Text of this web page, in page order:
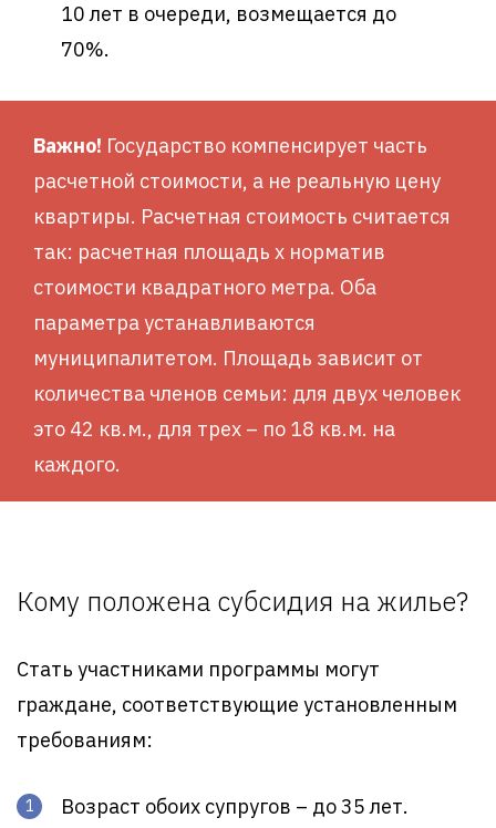
10 лет в очереди, возмещается до
70%.
Важно! Государство компенсирует часть
расчетной стоимости, а не реальную цену
квартиры. Расчетная стоимость считается
так: расчетная площадь х норматив
стоимости квадратного метра. Оба
параметра устанавливаются
муниципалитетом. Площадь зависит от
количества членов семьи: для двух человек
это 42 кв.м., для трех – по 18 кв.м. на
каждого.
Кому положена субсидия на жилье?
Стать участниками программы могут
граждане, соответствующие установленным
требованиям:
Возраст обоих супругов – до 35 лет.